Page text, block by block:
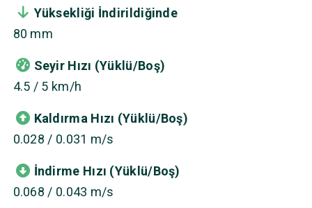
Yüksekliği İndirildiğinde
80 mm
Seyir Hızı (Yüklü/Boş)
4.5 / 5 km/h
Kaldırma Hızı (Yüklü/Boş)
0.028 / 0.031 m/s
İndirme Hızı (Yüklü/Boş)
0.068 / 0.043 m/s